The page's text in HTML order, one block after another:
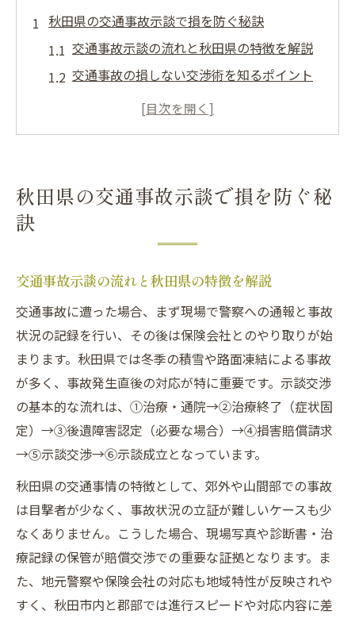
秋田県の交通事故示談で損を防ぐ秘訣
交通事故示談の流れと秋田県の特徴を解説
交通事故の損しない交渉術を知るポイント
秋田県交通事故ニュースから学ぶ示談対策
交通事故被害を適正に補償へ導く方法
交通事故で損をしないための示談準備法
弁護士基準で交通事故慰謝料を最大化する
方法
秋田県の交通事故事例から見た補償の実態
弁護士に依頼する意味と秋田の最新動向
交通事故対応で弁護士を選ぶメリット解説
秋田市の交通事故弁護士に相談する意義
る理由
交通事故示談を成功させる弁護士の交渉力
秋田県の交通事故に強い弁護士最新傾向
3ヶ月通院の示談金目安と交渉術解説
交通事故で3ヶ月通院した際の示談金相場
秋田県の交通事故示談で損を防ぐ秘
訣
交通事故示談の流れと秋田県の特徴を解説
交通事故に遭った場合、まず現場で警察への通報と事故
状況の記録を行い、その後は保険会社とのやり取りが始
まります。秋田県では冬季の積雪や路面凍結による事故
が多く、事故発生直後の対応が特に重要です。示談交渉
の基本的な流れは、①治療・通院→②治療終了（症状固
定）→③後遺障害認定（必要な場合）→④損害賠償請求
→⑤示談交渉→⑥示談成立となっています。
秋田県の交通事情の特徴として、郊外や山間部での事故
は目撃者が少なく、事故状況の立証が難しいケースも少
なくありません。こうした場合、現場写真や診断書・治
療記録の保管が賠償交渉での重要な証拠となります。ま
た、地元警察や保険会社の対応も地域特性が反映されや
すく、秋田市内と郡部では進行スピードや対応内容に差